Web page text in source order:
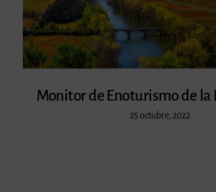
Monitor de Enoturismo de la
25 octubre, 2022